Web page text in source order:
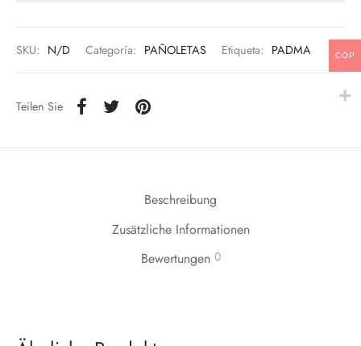
SKU: N/D Categoría: PAÑOLETAS Etiqueta: PADMA
Teilen Sie
Beschreibung
Zusätzliche Informationen
Bewertungen 0
COP